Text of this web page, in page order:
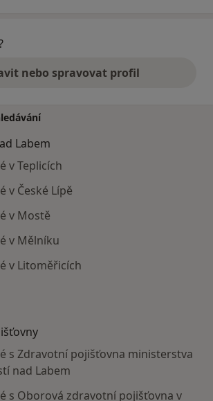
nebo spravovat profil
Labem
v Teplicích
v České Lípě
v Mostě
v Mělníku
v Litoměřicích
s Zdravotní pojišťovna ministerstva
nad Labem
s Oborová zdravotní pojišťovna v